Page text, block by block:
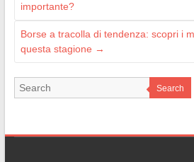
importante?
Borse a tracolla di tendenza: scopri i
questa stagione →
Search